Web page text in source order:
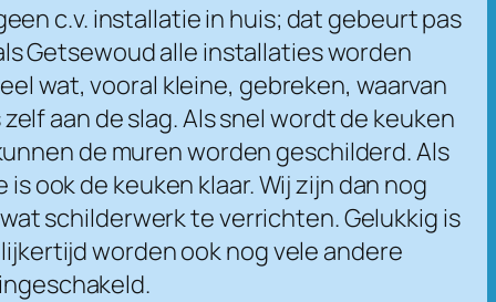
c.v. installatie in huis; dat gebeurt pas
Getsewoud alle installaties worden
wat, vooral kleine, gebreken, waarvan
aan de slag. Als snel wordt de keuken
de muren worden geschilderd. Als
ook de keuken klaar. Wij zijn dan nog
schilderwerk te verrichten. Gelukkig is
worden ook nog vele andere